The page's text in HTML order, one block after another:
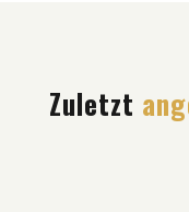
Zuletzt